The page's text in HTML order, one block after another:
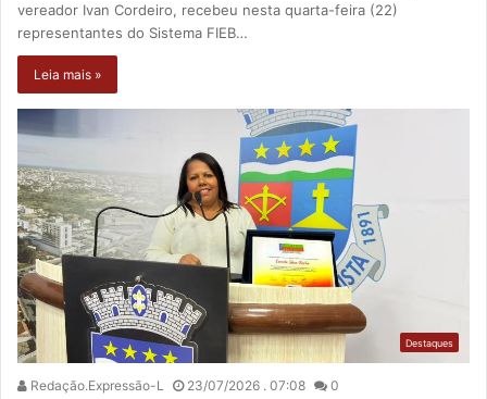
vereador Ivan Cordeiro, recebeu nesta quarta-feira (22)
representantes do Sistema FIEB…
Leia mais »
Destaques
Redação.Expressão-L 23/07/2026 . 07:08 0